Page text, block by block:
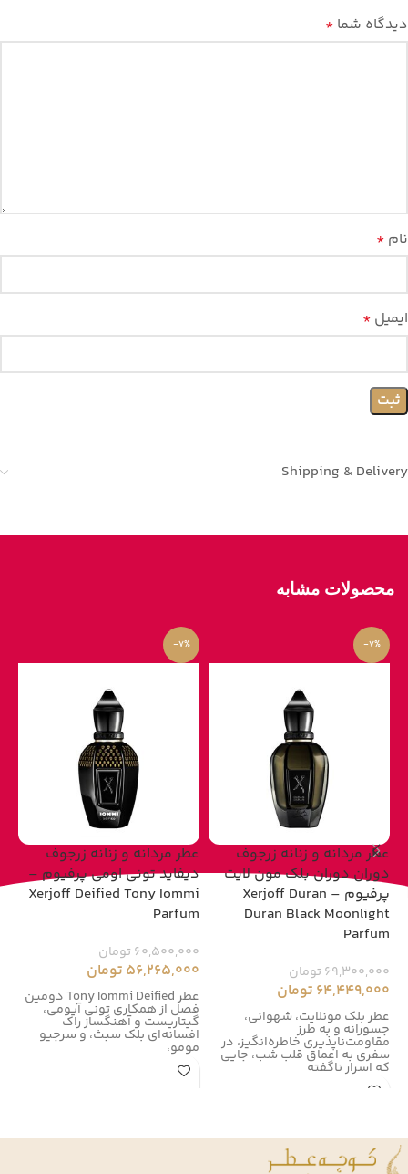
دیدگاه شما *
نام *
ایمیل *
Shipping & Delivery
محصولات مشابه
-7%
عطر مردانه و زنانه زرجوف
دوران دوران بلک مون لایت
پرفیوم – Xerjoff Duran
Duran Black Moonlight
Parfum
69,300,000تومان
64,449,000 تومان
عطر بلک مونلایت، شهوانی،
جسورانه و به طرز
مقاومت‌ناپذیری خاطره‌انگیز، در
سفری به اعماق قلب شب، جایی
که اسرار ناگفته
-7%
عطر مردانه و زنانه زرجوف
دیفاید تونی اومی پرفیوم –
Xerjoff Deified Tony Iommi
Parfum
60,500,000تومان
56,265,000 تومان
عطر Tony Iommi Deified دومین
فصل از همکاری تونی آیومی،
گیتاریست و آهنگساز راک
افسانه‌ای بلک سبث، و سرجیو
مومو،